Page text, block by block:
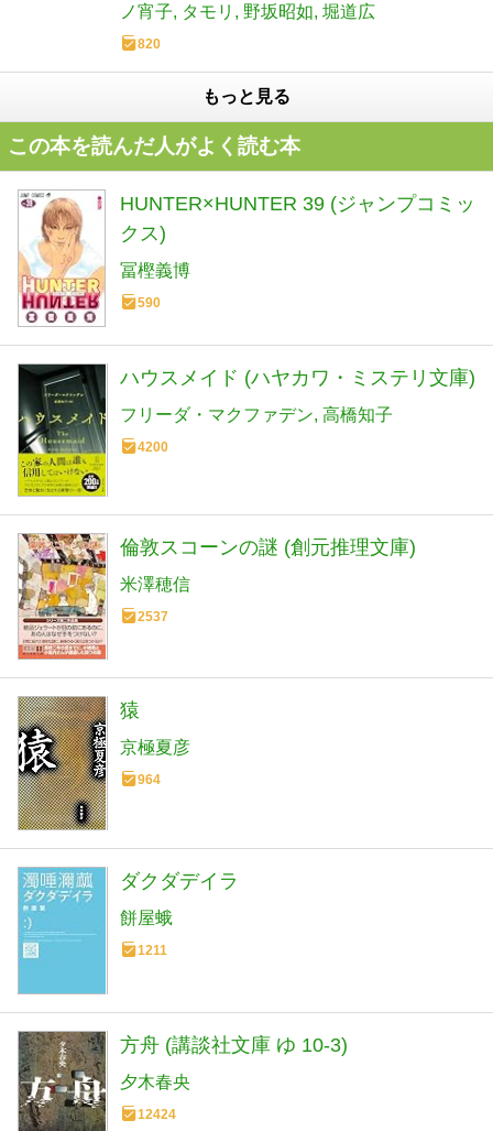
ノ宵子
タモリ 野坂昭如 堀道広
820
もっと見る
この本を読んだ人がよく読む本
HUNTER×HUNTER 39 (ジャンプコミッ
クス)
冨樫義博
590
ハウスメイド (ハヤカワ・ミステリ文庫)
フリーダ・マクファデン 高橋知子
4200
倫敦スコーンの謎 (創元推理文庫)
米澤穂信
2537
猿
京極夏彦
964
ダクダデイラ
餅屋蛾
1211
方舟 (講談社文庫 ゆ 10-3)
夕木春央
12424